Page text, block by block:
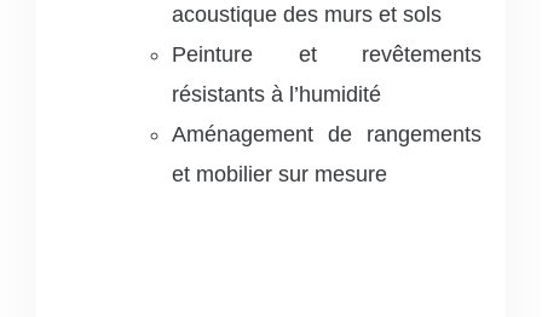
acoustique des murs et sols
Peinture et revêtements
résistants à l’humidité
Aménagement de rangements
et mobilier sur mesure